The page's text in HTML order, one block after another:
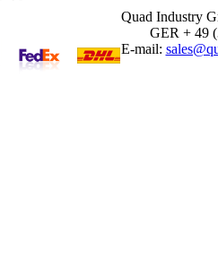
Quad Industry
GER + 49
E-mail: